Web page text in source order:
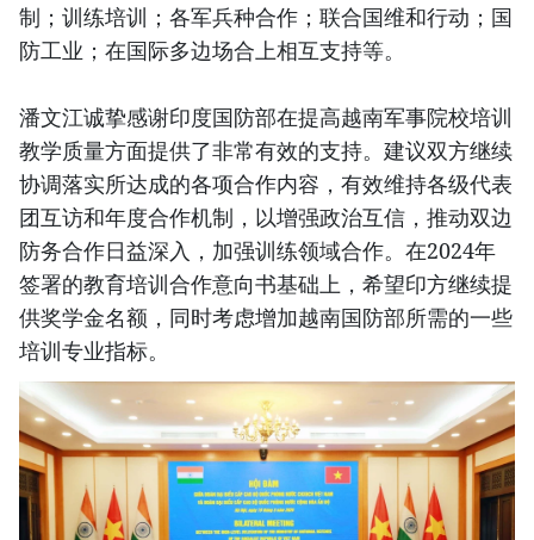
制；训练培训；各军兵种合作；联合国维和行动；国
防工业；在国际多边场合上相互支持等。
潘文江诚挚感谢印度国防部在提高越南军事院校培训
教学质量方面提供了非常有效的支持。建议双方继续
协调落实所达成的各项合作内容，有效维持各级代表
团互访和年度合作机制，以增强政治互信，推动双边
防务合作日益深入，加强训练领域合作。在2024年
签署的教育培训合作意向书基础上，希望印方继续提
供奖学金名额，同时考虑增加越南国防部所需的一些
培训专业指标。